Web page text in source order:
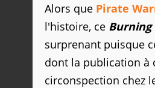
Alors que Pirate
l'histoire, ce Burning
surprenant puisque
dont la publication à
circonspection chez